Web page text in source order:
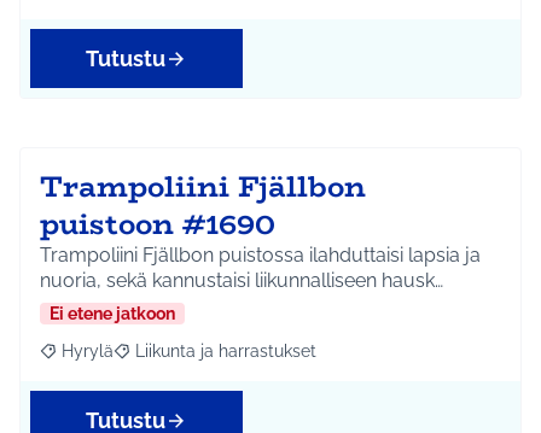
Tutustu
Trampoliini Fjällbon
puistoon #1690
Trampoliini Fjällbon puistossa ilahduttaisi lapsia ja
nuoria, sekä kannustaisi liikunnalliseen hausk…
Ei etene jatkoon
Rajaa tulokset aihepiirin mukaan: Hyrylä
Hyrylä Rajaa tulokset teeman mukaan: Liikunta ja
Liikunta ja harrastukset
Tutustu